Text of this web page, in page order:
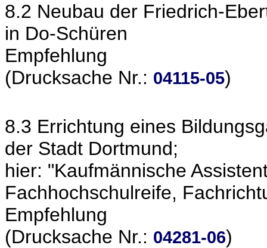
8.2 Neubau der Friedrich-
in Do-Schüren
Empfehlung
(Drucksache Nr.: 04115-05)
8.3 Errichtung eines
der Stadt Dortmund;
hier: "Kaufmännische
Fachhochschulreife,
Empfehlung
(Drucksache Nr.: 04281-06)